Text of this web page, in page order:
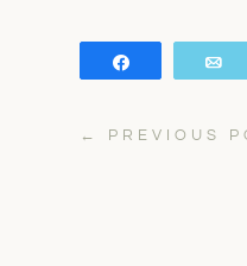
← PREVIOUS